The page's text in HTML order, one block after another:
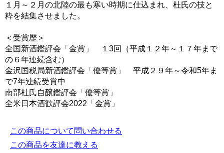
１月～２月の北陸の最も寒い時期に仕込まれ、杜氏の技と
粋を結集させました。
＜受賞歴＞
全国新酒鑑評会「金賞」 １3回（平成１２年～１７年まで
の６年連続含む）
金沢国税局新酒鑑評会「優等賞」 平成２９年～令和5年ま
で7年連続受賞中
南部杜氏自醸鑑評会「優等賞」
全米日本酒歓評会2022「金賞」
この商品について問い合わせる
この商品を友達に教える